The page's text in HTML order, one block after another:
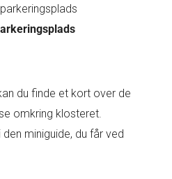
du finde et kort over de
omkring klosteret.
miniguide, du får ved